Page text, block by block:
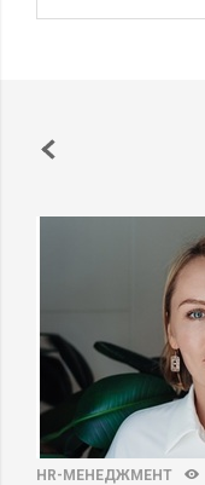
HR-МЕНЕДЖМЕНТ